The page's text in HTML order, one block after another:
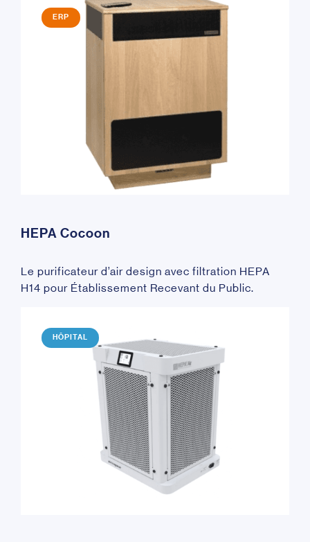
ERP
HEPA Cocoon
Le purificateur d’air design avec filtration HEPA
H14 pour Établissement Recevant du Public.
HÔPITAL